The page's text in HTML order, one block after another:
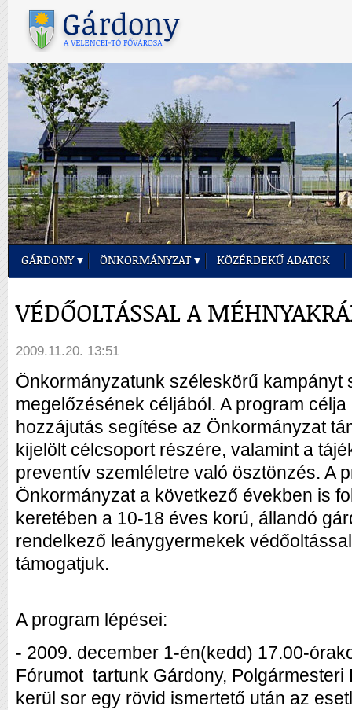
GÁRDONY ÖNKORMÁNYZAT KÖZÉRDEKŰ ADATOK
VÉDŐOLTÁSSAL A
2009.11.20. 13:51
Önkormányzatunk széleskörű kampányt
megelőzésének céljából. A program
hozzájutás segítése az Önkormányzat
kijelölt célcsoport részére, valamint a
preventív szemléletre való ösztönzés. A
Önkormányzat a következő években is
keretében a 10-18 éves korú, állandó
rendelkező leánygyermekek
támogatjuk.
A program lépései:
- 2009. december 1-én(kedd) 17.00-
Fórumot tartunk Gárdony, Polgármesteri
kerül sor egy rövid ismertető után az